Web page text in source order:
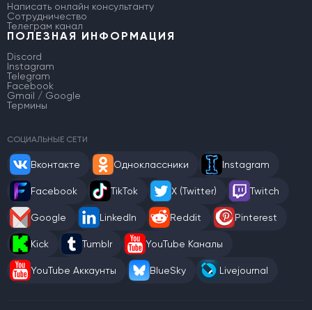
Написать онлайн консультанту
Сотрудничество
Телеграм канал
ПОЛЕЗНАЯ ИНФОРМАЦИЯ
Discord
Instagram
Telegram
Facebook
Gmail / Google
Термины
СОЦИАЛЬНЫЕ СЕТИ
Вконтакте Одноклассники Instagram
Facebook TikTok X (Twitter) Twitch
Google LinkedIn Reddit Pinterest
Kick Tumblr YouTube Каналы
YouTube Аккаунты BlueSky Livejournal